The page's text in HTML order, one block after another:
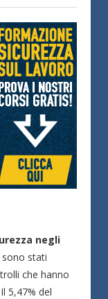
negli
sono stati
che hanno
5,47% del